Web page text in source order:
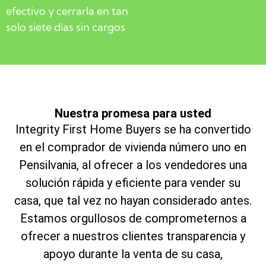
efectivo y cerrarla en tan
solo siete días sin cargos
Nuestra promesa para usted
Integrity First Home Buyers se ha convertido
en el comprador de vivienda número uno en
Pensilvania, al ofrecer a los vendedores una
solución rápida y eficiente para vender su
casa, que tal vez no hayan considerado antes.
Estamos orgullosos de comprometernos a
ofrecer a nuestros clientes transparencia y
apoyo durante la venta de su casa,